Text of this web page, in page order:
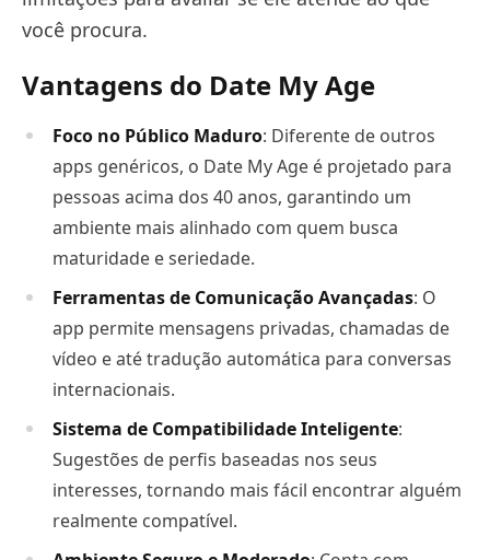
você procura.
Vantagens do Date My Age
Foco no Público Maduro: Diferente de outros
apps genéricos, o Date My Age é projetado para
pessoas acima dos 40 anos, garantindo um
ambiente mais alinhado com quem busca
maturidade e seriedade.
Ferramentas de Comunicação Avançadas: O
app permite mensagens privadas, chamadas de
vídeo e até tradução automática para conversas
internacionais.
Sistema de Compatibilidade Inteligente:
Sugestões de perfis baseadas nos seus
interesses, tornando mais fácil encontrar alguém
realmente compatível.